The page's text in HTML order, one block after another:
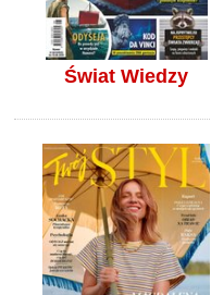
Świat Wiedzy